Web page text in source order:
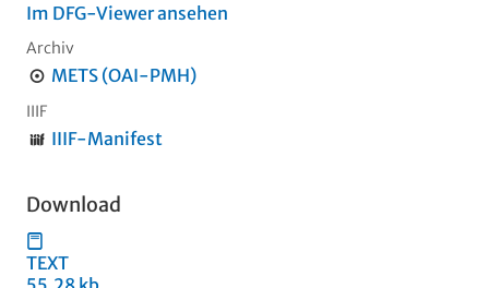
Im DFG-Viewer ansehen
Archiv
METS (OAI-PMH)
IIIF
IIIF-Manifest
Download
TEXT